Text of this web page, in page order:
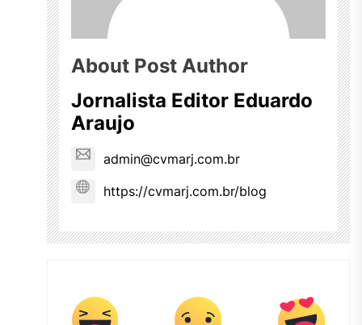
About Post Author
Jornalista Editor Eduardo
Araujo
admin@cvmarj.com.br
https://cvmarj.com.br/blog